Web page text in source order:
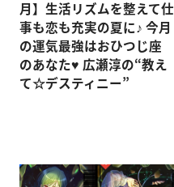
月】生活リズムを整えて仕
事も恋も充実の夏に♪ 今月
の運気最強はおひつじ座
のあなた♥ 広瀬淳の“教え
て☆デスティニー”